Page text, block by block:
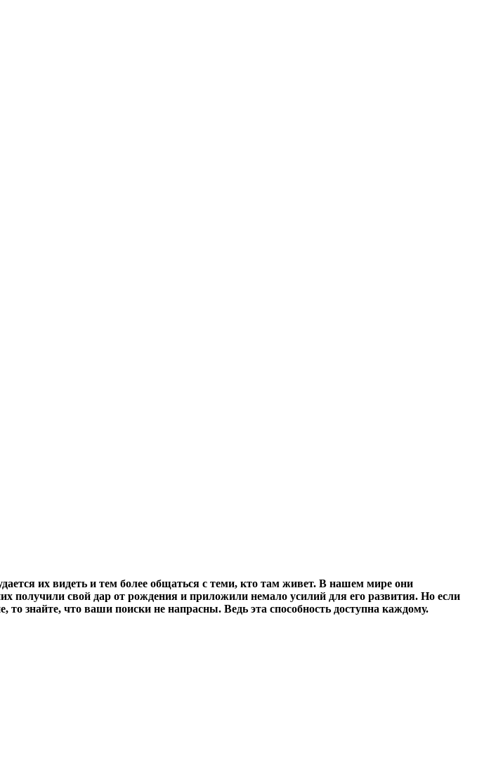
их видеть и тем более общаться с теми, кто там живет. В нашем мире они
получили свой дар от рождения и приложили немало усилий для его развития. Но если
то знайте, что ваши поиски не напрасны. Ведь эта способность доступна каждому.